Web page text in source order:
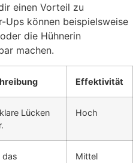
einen Vorteil zu
Ups können beispielsweise
die Hühnerin
machen.
Effektivität
Lücken
Hoch
das
Mittel